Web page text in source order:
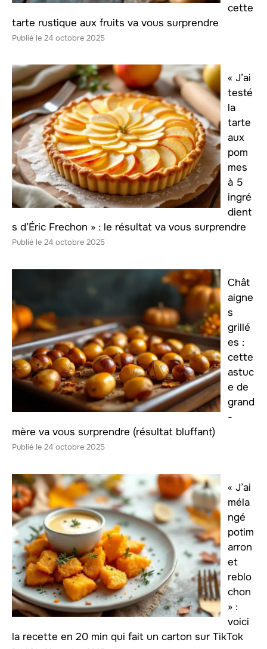
cette
tarte rustique aux fruits va vous surprendre
24 octobre 2025
« J’ai
testé
la
tarte
aux
pom
mes
à 5
ingré
dient
s d’Éric Frechon » : le résultat va vous surprendre
24 octobre 2025
Chât
aigne
s
grillé
es :
cette
astuc
e de
grand
-
mère va vous surprendre (résultat bluffant)
24 octobre 2025
« J’ai
méla
ngé
potim
arron
et
reblo
chon
» :
voici
la recette en 20 min qui fait un carton sur TikTok